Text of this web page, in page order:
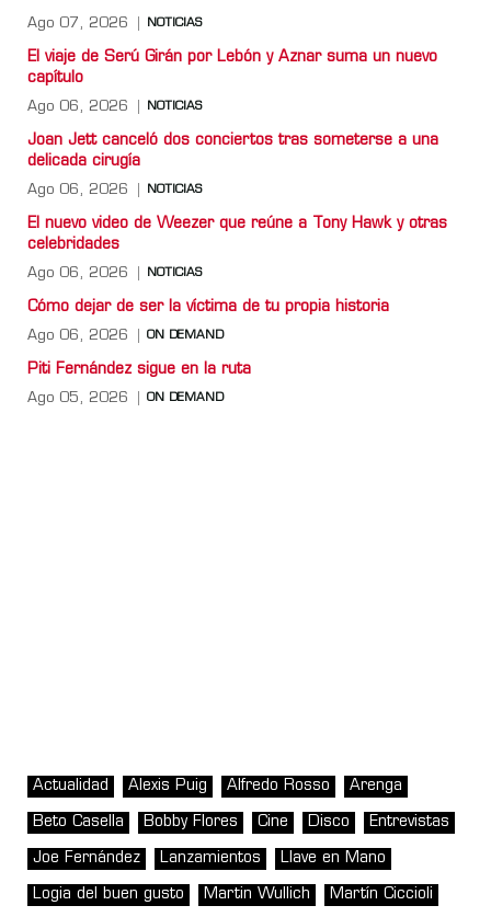
Ago 07, 2026 NOTICIAS
El viaje de Serú Girán por Lebón y Aznar suma un nuevo
capítulo
Ago 06, 2026 NOTICIAS
Joan Jett canceló dos conciertos tras someterse a una
delicada cirugía
Ago 06, 2026 NOTICIAS
El nuevo video de Weezer que reúne a Tony Hawk y otras
celebridades
Ago 06, 2026 NOTICIAS
Cómo dejar de ser la víctima de tu propia historia
Ago 06, 2026 ON DEMAND
Piti Fernández sigue en la ruta
Ago 05, 2026 ON DEMAND
Actualidad Alexis Puig Alfredo Rosso Arenga
Beto Casella Bobby Flores Cine Disco Entrevistas
Joe Fernández Lanzamientos Llave en Mano
Logia del buen gusto Martin Wullich Martín Ciccioli